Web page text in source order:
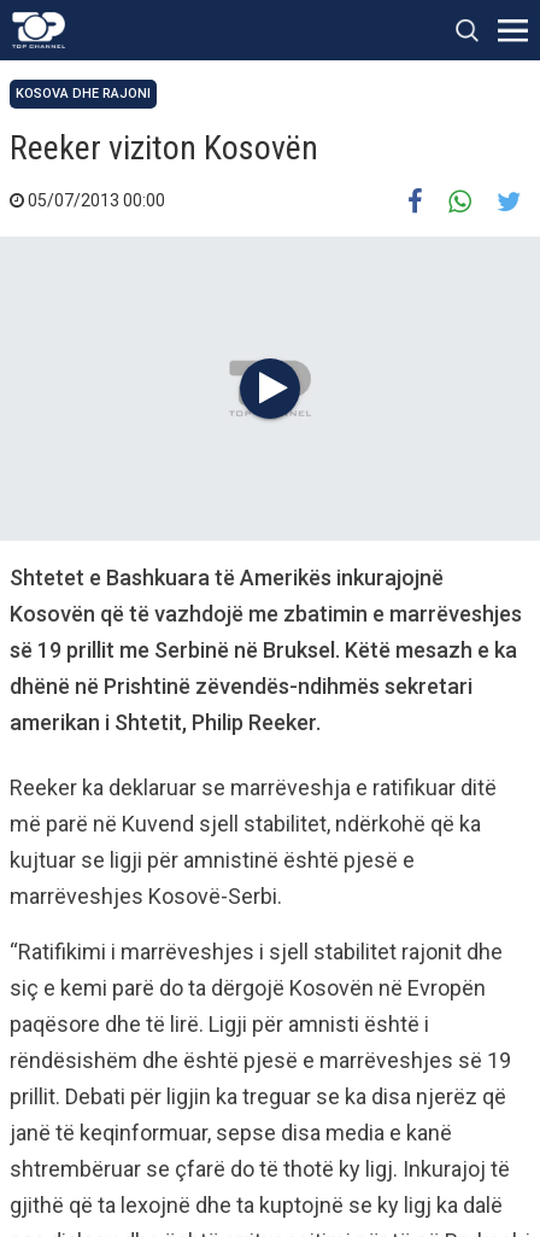
KOSOVA DHE RAJONI
Reeker viziton Kosovën
05/07/2013 00:00
Shtetet e Bashkuara të Amerikës inkurajojnë
Kosovën që të vazhdojë me zbatimin e marrëveshjes
së 19 prillit me Serbinë në Bruksel. Këtë mesazh e ka
dhënë në Prishtinë zëvendës-ndihmës sekretari
amerikan i Shtetit, Philip Reeker.
Reeker ka deklaruar se marrëveshja e ratifikuar ditë
më parë në Kuvend sjell stabilitet, ndërkohë që ka
kujtuar se ligji për amnistinë është pjesë e
marrëveshjes Kosovë-Serbi.
“Ratifikimi i marrëveshjes i sjell stabilitet rajonit dhe
siç e kemi parë do ta dërgojë Kosovën në Evropën
paqësore dhe të lirë. Ligji për amnisti është i
rëndësishëm dhe është pjesë e marrëveshjes së 19
prillit. Debati për ligjin ka treguar se ka disa njerëz që
janë të keqinformuar, sepse disa media e kanë
shtrembëruar se çfarë do të thotë ky ligj. Inkurajoj të
gjithë që ta lexojnë dhe ta kuptojnë se ky ligj ka dalë